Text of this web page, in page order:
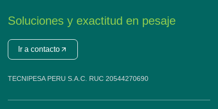
Soluciones y exactitud en pesaje
Ir a contacto
TECNIPESA PERU S.A.C. RUC 20544270690